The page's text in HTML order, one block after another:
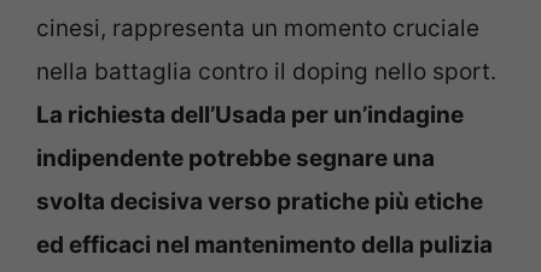
cinesi, rappresenta un momento cruciale
nella battaglia contro il doping nello sport.
La richiesta dell’Usada per un’indagine
indipendente potrebbe segnare una
svolta decisiva verso pratiche più etiche
ed efficaci nel mantenimento della pulizia